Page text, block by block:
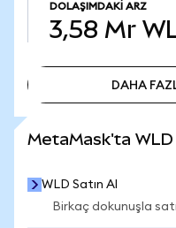
DOLAŞIMDAKI ARZ
3,58 Mr
DAHA
MetaMask'ta WLD
WLD Satın Al
Birkaç dokunuşla